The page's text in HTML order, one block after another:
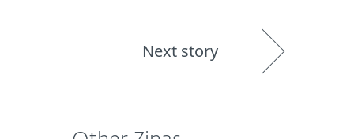
Next story